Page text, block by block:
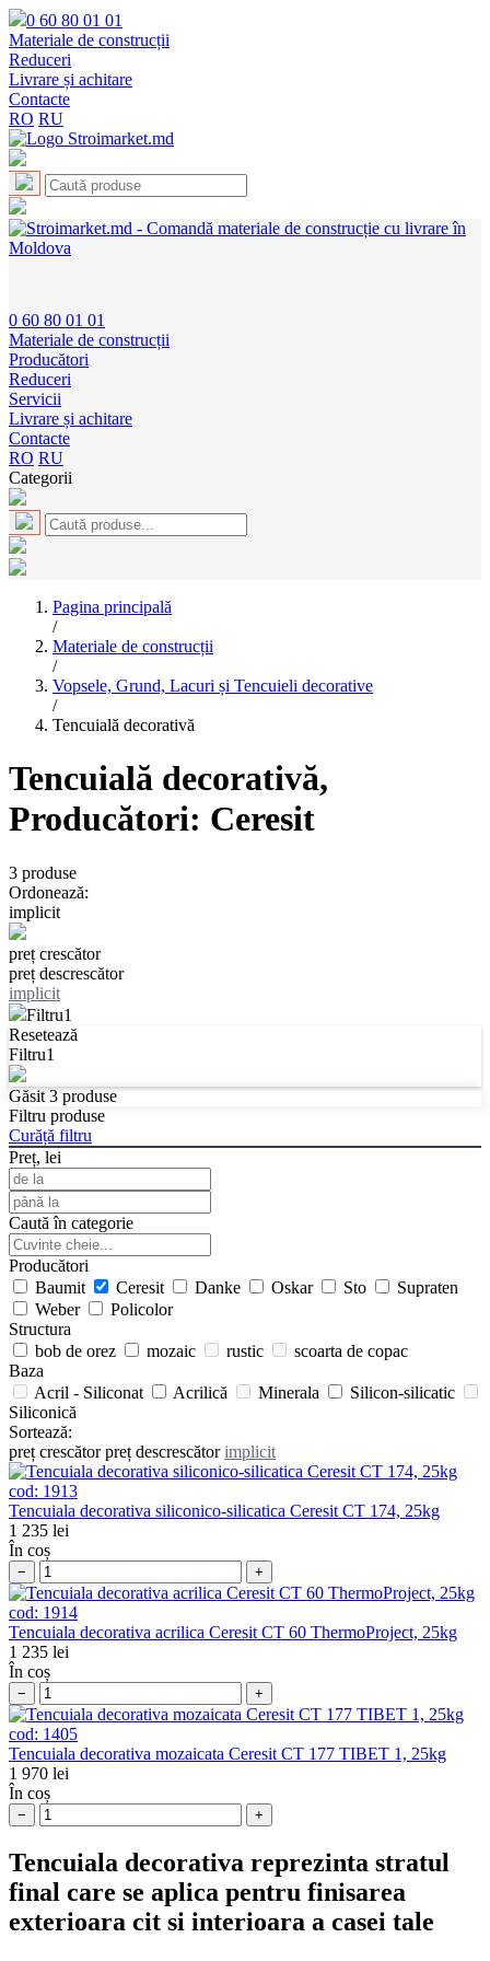
0 60 80 01 01
Materiale de construcții
Reduceri
Livrare și achitare
Contacte
RO RU
0 60 80 01 01
Materiale de construcții
Producători
Reduceri
Servicii
Livrare și achitare
Contacte
RO RU
Categorii
Pagina principală
/
Materiale de construcții
/
Vopsele, Grund, Lacuri și Tencuieli decorative
/
Tencuială decorativă
Tencuială decorativă,
Producători: Ceresit
3 produse
Ordonează:
implicit
preț crescător
preț descrescător
implicit
Filtru1
Resetează
Filtru1
Găsit 3 produse
Filtru produse
Curăță filtru
Preț, lei
Caută în categorie
Producători
Baumit
Ceresit Danke Oskar Sto
Supraten
Weber
Policolor
Structura
bob de orez
mozaic rustic
scoarta de copac
Baza
Acril - Siliconat
Acrilică Minerala
Silicon-silicatic
Siliconică
Sortează:
preț crescător preț descrescător implicit
cod: 1913
Tencuiala decorativa siliconico-silicatica Ceresit CT 174, 25kg
1 235 lei
În coș
− +
cod: 1914
Tencuiala decorativa acrilica Ceresit CT 60 ThermoProject, 25kg
1 235 lei
În coș
− +
cod: 1405
Tencuiala decorativa mozaicata Ceresit CT 177 TIBET 1, 25kg
1 970 lei
În coș
− +
Tencuiala decorativa reprezinta stratul
final care se aplica pentru finisarea
exterioara cit si interioara a casei tale